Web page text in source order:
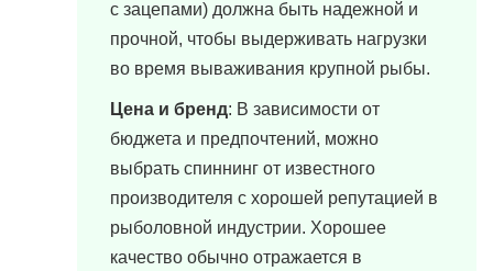
с зацепами) должна быть надежной и
прочной, чтобы выдерживать нагрузки
во время вываживания крупной рыбы.
Цена и бренд: В зависимости от
бюджета и предпочтений, можно
выбрать спиннинг от известного
производителя с хорошей репутацией в
рыболовной индустрии. Хорошее
качество обычно отражается в